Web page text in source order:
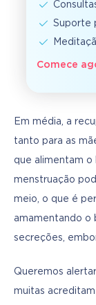
Suporte
Comece
Em média, a
tanto para as
que alimentam o
menstruação
meio, o que é
amamentando o
secreções,
Queremos
muitas